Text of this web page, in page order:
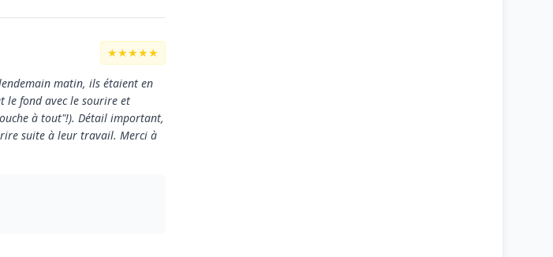
★★★★★
matin, ils étaient en
le fond avec le sourire et
à tout"!). Détail important,
suite à leur travail. Merci à